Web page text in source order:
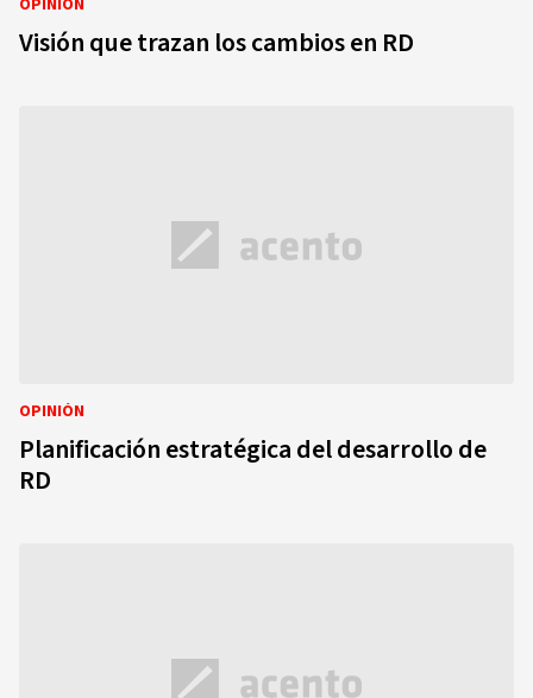
OPINIÓN
Visión que trazan los cambios en RD
OPINIÓN
Planificación estratégica del desarrollo de
RD